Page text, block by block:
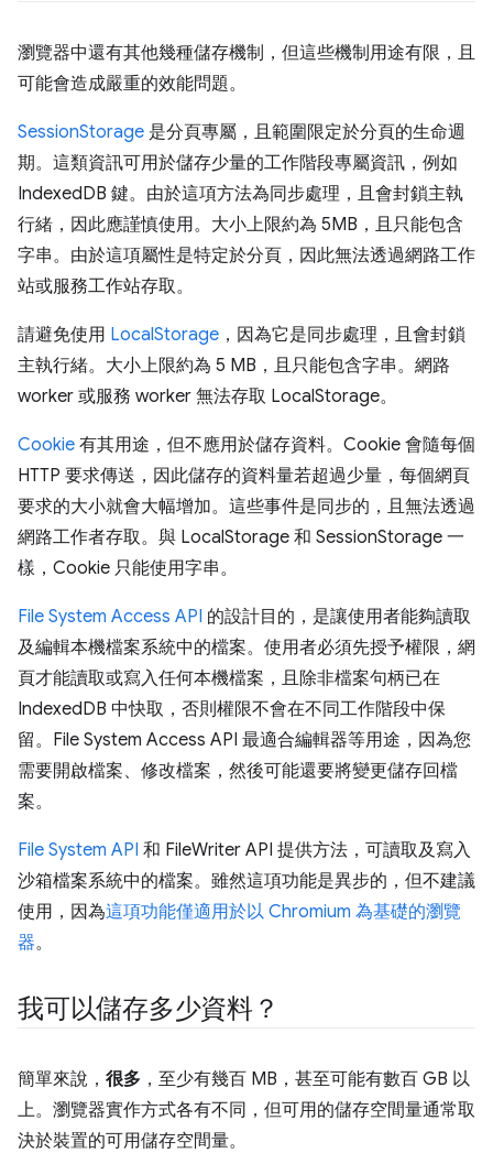
瀏覽器中還有其他幾種儲存機制，但這些機制用途有限，且
可能會造成嚴重的效能問題。
SessionStorage 是分頁專屬，且範圍限定於分頁的生命週
期。這類資訊可用於儲存少量的工作階段專屬資訊，例如
IndexedDB 鍵。由於這項方法為同步處理，且會封鎖主執
行緒，因此應謹慎使用。大小上限約為 5MB，且只能包含
字串。由於這項屬性是特定於分頁，因此無法透過網路工作
站或服務工作站存取。
請避免使用 LocalStorage ，因為它是同步處理，且會封鎖
主執行緒。大小上限約為 5 MB，且只能包含字串。網路
worker 或服務 worker 無法存取 LocalStorage。
Cookie 有其用途，但不應用於儲存資料。Cookie 會隨每個
HTTP 要求傳送，因此儲存的資料量若超過少量，每個網頁
要求的大小就會大幅增加。這些事件是同步的，且無法透過
網路工作者存取。與 LocalStorage 和 SessionStorage 一
樣，Cookie 只能使用字串。
File System Access API 的設計目的，是讓使用者能夠讀取
及編輯本機檔案系統中的檔案。使用者必須先授予權限，網
頁才能讀取或寫入任何本機檔案，且除非檔案句柄已在
IndexedDB 中快取，否則權限不會在不同工作階段中保
留。File System Access API 最適合編輯器等用途，因為您
需要開啟檔案、修改檔案，然後可能還要將變更儲存回檔
案。
File System API 和 FileWriter API 提供方法，可讀取及寫入
沙箱檔案系統中的檔案。雖然這項功能是異步的，但不建議
使用，因為這項功能僅適用於以 Chromium 為基礎的瀏覽
器。
我可以儲存多少資料？
簡單來說， 很多 ，至少有幾百 MB，甚至可能有數百 GB 以
上。瀏覽器實作方式各有不同，但可用的儲存空間量通常取
決於裝置的可用儲存空間量。